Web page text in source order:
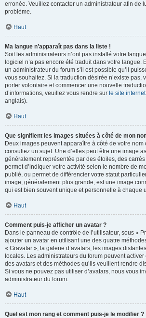
erronée. Veuillez contacter un administrateur afin de
problème.
Haut
Ma langue n’apparaît pas dans la liste !
Soit les administrateurs n’ont pas installé votre
logiciel n’a pas encore été traduit dans votre langue.
un administrateur du forum s’il est possible qu’il
vous souhaitez. Si la traduction désirée n’existe pas,
porter volontaire et commencer une nouvelle
d’informations, veuillez vous rendre sur le site
anglais).
Haut
Que signifient les images situées à côté de mon
Deux images peuvent apparaître à côté de votre nom
consultez un sujet. Une d’elles peut être une image
généralement représentée par des étoiles, des
permet d’indiquer votre activité selon le nombre de
publié, ou permet de différencier votre statut
image, généralement plus grande, est une image
qui est bien souvent unique et personnelle à chaque
Haut
Comment puis-je afficher un avatar ?
Dans le panneau de contrôle de l’utilisateur, sous «
ajouter un avatar en utilisant une des quatre
« Gravatar », la galerie d’avatars, les images
locales. Les administrateurs du forum peuvent
des avatars et des méthodes qu’ils veuillent rendre
Si vous ne pouvez pas utiliser d’avatars, nous vous
administrateur du forum.
Haut
Quel est mon rang et comment puis-je le modifier ?